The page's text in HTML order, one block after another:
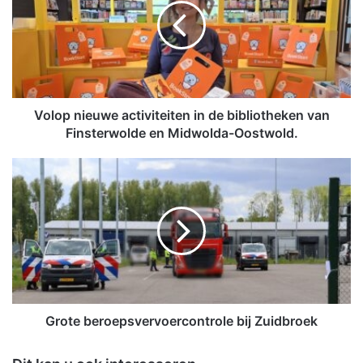
p
u
t
i
v
i
t
e
i
t
Volop nieuwe activiteiten in de bibliotheken van
Finsterwolde en Midwolda-Oostwold.
r
o
t
e
b
e
r
o
Grote beroepsvervoercontrole bij Zuidbroek